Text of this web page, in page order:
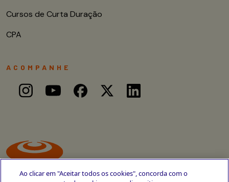
Cursos de Curta Duração
CPA
ACOMPANHE
Ao clicar em "Aceitar todos os cookies", concorda com o